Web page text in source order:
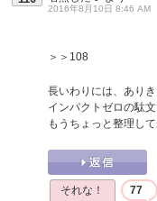
2016年8月10日 8:46 AM
＞＞108
長いわりには、ありき
インパクトゼロの駄文
もうちょっと整理して
それな！ 77